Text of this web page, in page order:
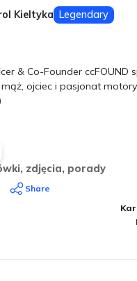
Kieltyka Legendary
& Co-Founder ccFOUND
ojciec i pasjonat
zdjęcia, porady
Share